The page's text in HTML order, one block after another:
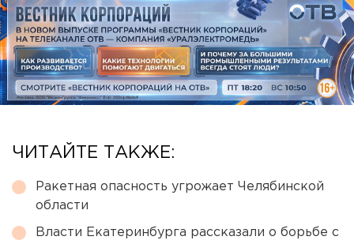
ЧИТАЙТЕ ТАКЖЕ:
Ракетная опасность угрожает Челябинской
области
Власти Екатеринбурга рассказали о борьбе с